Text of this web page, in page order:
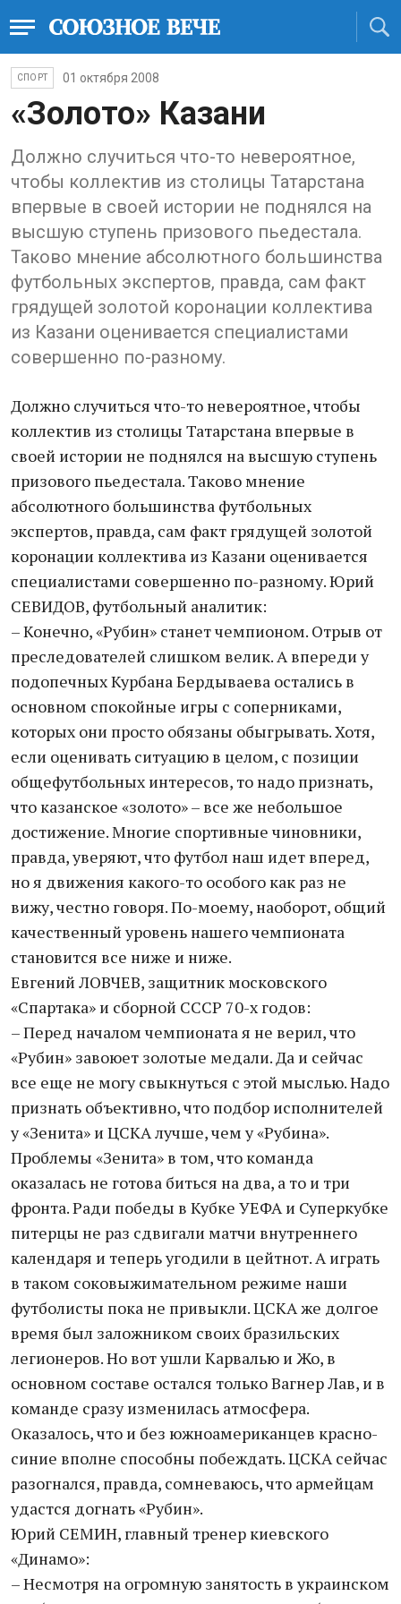
СПОРТ 01 октября 2008
«Золото» Казани
Должно случиться что-то невероятное,
чтобы коллектив из столицы Татарстана
впервые в своей истории не поднялся на
высшую ступень призового пьедестала.
Таково мнение абсолютного большинства
футбольных экспертов, правда, сам факт
грядущей золотой коронации коллектива
из Казани оценивается специалистами
совершенно по-разному.
Должно случиться что-то невероятное, чтобы
коллектив из столицы Татарстана впервые в
своей истории не поднялся на высшую ступень
призового пьедестала. Таково мнение
абсолютного большинства футбольных
экспертов, правда, сам факт грядущей золотой
коронации коллектива из Казани оценивается
специалистами совершенно по-разному. Юрий
СЕВИДОВ, футбольный аналитик:
– Конечно, «Рубин» станет чемпионом. Отрыв от
преследователей слишком велик. А впереди у
подопечных Курбана Бердываева остались в
основном спокойные игры с соперниками,
которых они просто обязаны обыгрывать. Хотя,
если оценивать ситуацию в целом, с позиции
общефутбольных интересов, то надо признать,
что казанское «золото» – все же небольшое
достижение. Многие спортивные чиновники,
правда, уверяют, что футбол наш идет вперед,
но я движения какого-то особого как раз не
вижу, честно говоря. По-моему, наоборот, общий
качественный уровень нашего чемпионата
становится все ниже и ниже.
Евгений ЛОВЧЕВ, защитник московского
«Спартака» и сборной СССР 70-х годов:
– Перед началом чемпионата я не верил, что
«Рубин» завоюет золотые медали. Да и сейчас
все еще не могу свыкнуться с этой мыслью. Надо
признать объективно, что подбор исполнителей
у «Зенита» и ЦСКА лучше, чем у «Рубина».
Проблемы «Зенита» в том, что команда
оказалась не готова биться на два, а то и три
фронта. Ради победы в Кубке УЕФА и Суперкубке
питерцы не раз сдвигали матчи внутреннего
календаря и теперь угодили в цейтнот. А играть
в таком соковыжимательном режиме наши
футболисты пока не привыкли. ЦСКА же долгое
время был заложником своих бразильских
легионеров. Но вот ушли Карвалью и Жо, в
основном составе остался только Вагнер Лав, и в
команде сразу изменилась атмосфера.
Оказалось, что и без южноамериканцев красно-
синие вполне способны побеждать. ЦСКА сейчас
разогнался, правда, сомневаюсь, что армейцам
удастся догнать «Рубин».
Юрий СЕМИН, главный тренер киевского
«Динамо»:
– Несмотря на огромную занятость в украинском